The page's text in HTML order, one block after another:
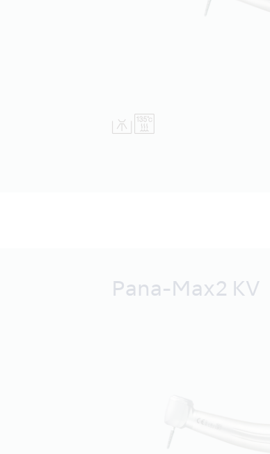
Pana-Max2 KV